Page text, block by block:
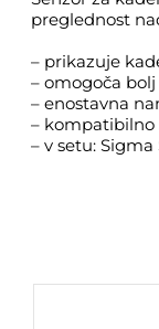
preglednost
– prikazuje
– omogoča
– enostavna
– kompatibilno s
– v setu: